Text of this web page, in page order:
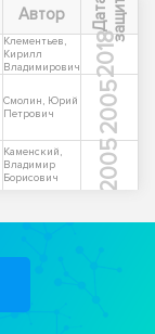
Автор Д
а
т
а
з
а
щ
и
т ы
Клементьев,
Кирилл
Владимирович
2018
Смолин, Юрий
Петрович
2005
Каменский,
Владимир
Борисович
2005